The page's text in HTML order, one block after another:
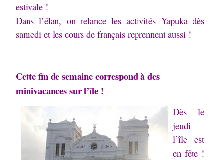
estivale !
Dans l’élan, on relance les activités Yapuka dès
samedi et les cours de français reprennent aussi !
Cette fin de semaine correspond à des
minivacances sur l’île !
Dès le
jeudi
l’île est
en fête !